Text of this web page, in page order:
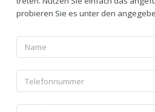
probieren Sie es unter den